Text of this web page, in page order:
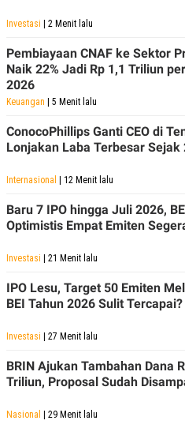
Investasi | 2 Menit lalu
Pembiayaan CNAF ke Sektor
Naik 22% Jadi Rp 1,1 Triliun
2026
Keuangan | 5 Menit lalu
ConocoPhillips Ganti CEO di
Lonjakan Laba Terbesar Sejak
Internasional | 12 Menit lalu
Baru 7 IPO hingga Juli 2026,
Optimistis Empat Emiten
Investasi | 21 Menit lalu
IPO Lesu, Target 50 Emiten
BEI Tahun 2026 Sulit Tercapai?
Investasi | 27 Menit lalu
BRIN Ajukan Tambahan Dana
Triliun, Proposal Sudah
Nasional | 29 Menit lalu